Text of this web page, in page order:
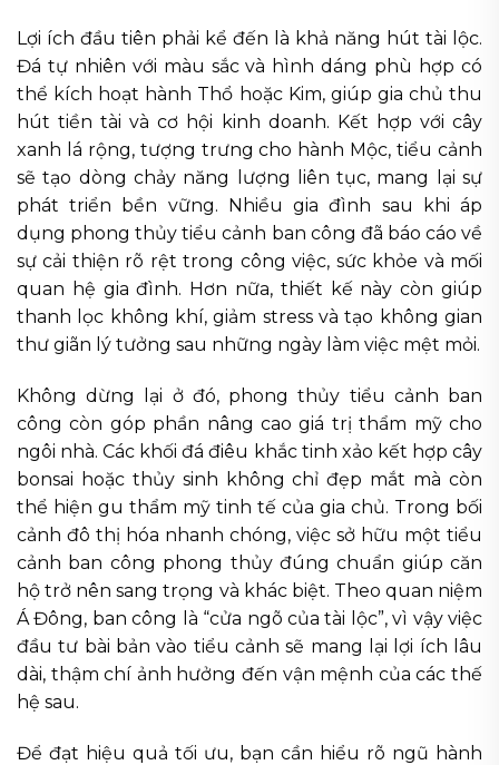
Lợi ích đầu tiên phải kể đến là khả năng hút tài lộc.
Đá tự nhiên với màu sắc và hình dáng phù hợp có
thể kích hoạt hành Thổ hoặc Kim, giúp gia chủ thu
hút tiền tài và cơ hội kinh doanh. Kết hợp với cây
xanh lá rộng, tượng trưng cho hành Mộc, tiểu cảnh
sẽ tạo dòng chảy năng lượng liên tục, mang lại sự
phát triển bền vững. Nhiều gia đình sau khi áp
dụng phong thủy tiểu cảnh ban công đã báo cáo về
sự cải thiện rõ rệt trong công việc, sức khỏe và mối
quan hệ gia đình. Hơn nữa, thiết kế này còn giúp
thanh lọc không khí, giảm stress và tạo không gian
thư giãn lý tưởng sau những ngày làm việc mệt mỏi.
Không dừng lại ở đó, phong thủy tiểu cảnh ban
công còn góp phần nâng cao giá trị thẩm mỹ cho
ngôi nhà. Các khối đá điêu khắc tinh xảo kết hợp cây
bonsai hoặc thủy sinh không chỉ đẹp mắt mà còn
thể hiện gu thẩm mỹ tinh tế của gia chủ. Trong bối
cảnh đô thị hóa nhanh chóng, việc sở hữu một tiểu
cảnh ban công phong thủy đúng chuẩn giúp căn
hộ trở nên sang trọng và khác biệt. Theo quan niệm
Á Đông, ban công là “cửa ngõ của tài lộc”, vì vậy việc
đầu tư bài bản vào tiểu cảnh sẽ mang lại lợi ích lâu
dài, thậm chí ảnh hưởng đến vận mệnh của các thế
hệ sau.
Để đạt hiệu quả tối ưu, bạn cần hiểu rõ ngũ hành